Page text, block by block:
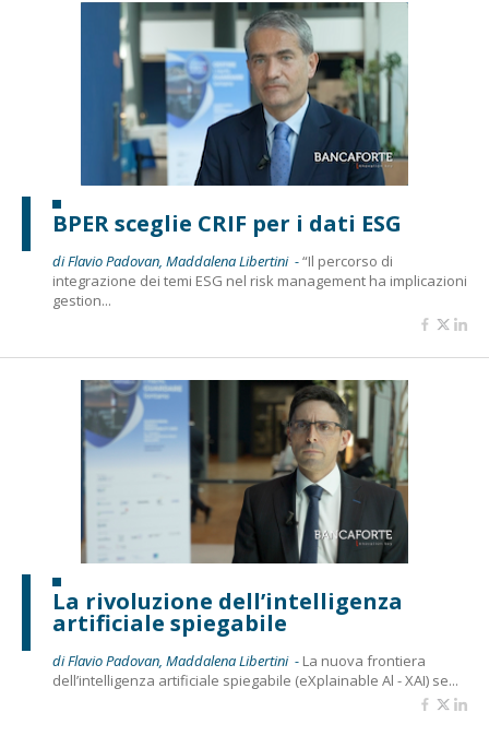
BPER sceglie CRIF per i dati ESG
di Flavio Padovan, Maddalena Libertini -“Il percorso di
integrazione dei temi ESG nel risk management ha implicazioni
gestion...
La rivoluzione dell’intelligenza
artificiale spiegabile
di Flavio Padovan, Maddalena Libertini - La nuova frontiera
dell’intelligenza artificiale spiegabile (eXplainable Al - XAI) se...